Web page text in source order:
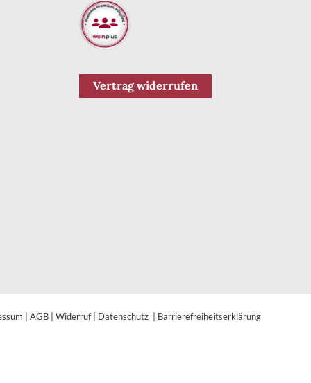
Vertrag widerrufen
AGB Widerruf| Datenschutz Barrierefreiheitserklärung